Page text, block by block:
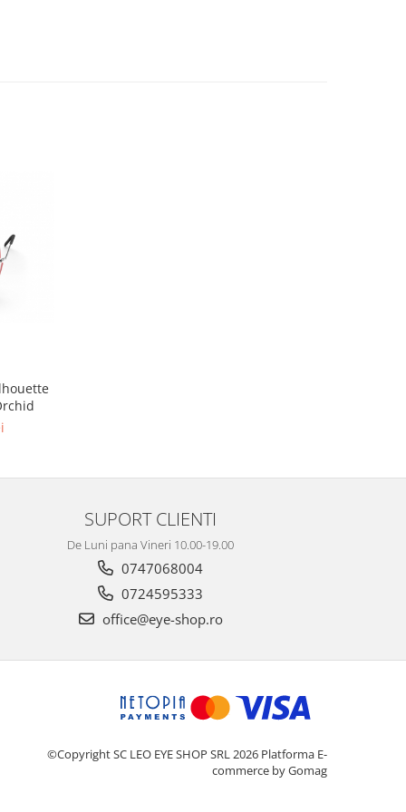
SUPORT CLIENTI
De Luni pana Vineri 10.00-19.00
0747068004
0724595333
office@eye-shop.ro
©Copyright SC LEO EYE SHOP SRL 2026 Platforma E-
commerce by Gomag